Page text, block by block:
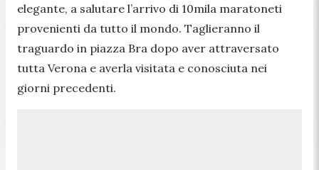
elegante, a salutare l’arrivo di 10mila maratoneti
provenienti da tutto il mondo. Taglieranno il
traguardo in piazza Bra dopo aver attraversato
tutta Verona e averla visitata e conosciuta nei
giorni precedenti.